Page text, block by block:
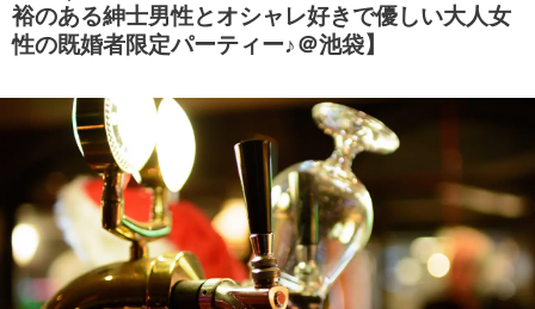
裕のある紳士男性とオシャレ好きで優しい大人女
性の既婚者限定パーティー♪＠池袋】